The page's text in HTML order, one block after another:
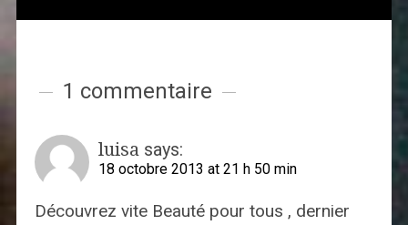
1 commentaire
luisa says:
18 octobre 2013 at 21 h 50 min
Découvrez vite Beauté pour tous , dernier